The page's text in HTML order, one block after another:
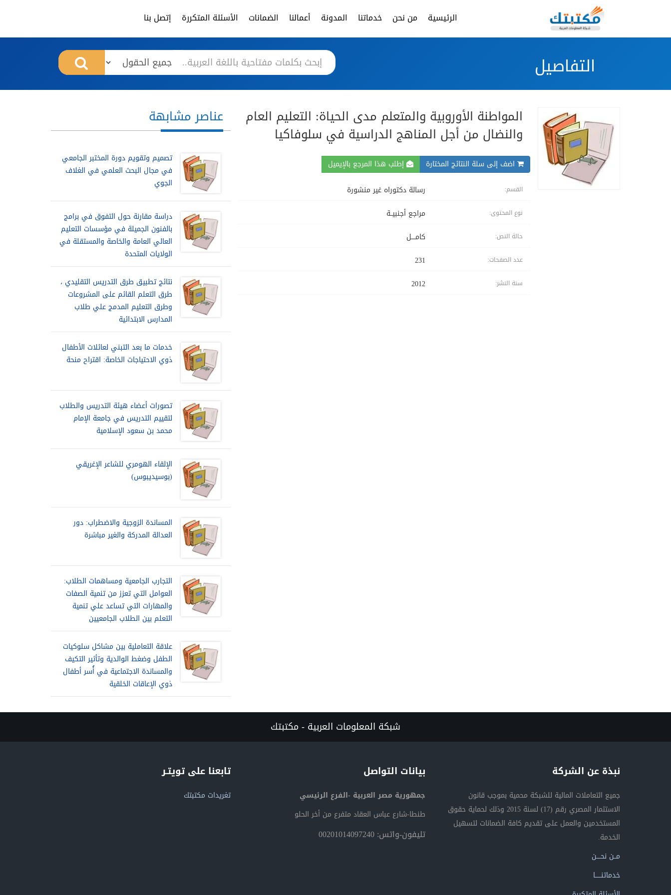
الرئيسية من نحن خدماتنا المدونة أعمالنا الضمانات الأسئلة المتكررة إتصل بنا
التفاصيل
المواطنة الأوروبية والمتعلم مدى الحياة: التعليم العام
والنضال من أجل المناهج الدراسية في سلوفاكيا
اضف إلى سلة النتائج المختارة إطلب هذا المرجع بالإيميل
القسم: رسالة دكتوراه غير منشورة
نوع المحتوى: مراجع أجنبيــة
حالة النص: كامــــل
عدد الصفحات: 231
سنة النشر: 2012
عناصر مشابهة
تصميم وتقويم دورة المختبر الجامعي
في مجال البحث العلمي في الغلاف
الجوي
دراسة مقارنة حول التفوق في برامج
بالفنون الجميلة في مؤسسات التعليم
العالي العامة والخاصة والمستقلة في
الولايات المتحدة
نتائج تطبيق طرق التدريس التقليدي ،
طرق التعلم القائم على المشروعات
وطرق التعليم المدمج علي طلاب
المدارس الابتدائية
خدمات ما بعد التبني لعائلات الأطفال
ذوي الاحتياجات الخاصة: اقتراح منحة
تصورات أعضاء هيئة التدريس والطلاب
لتقييم التدريس في جامعة الإمام
محمد بن سعود الإسلامية
الإلقاء الهومري للشاعر الإغريقي
(بوسيديبوس)
المساندة الزوجية والاضطراب: دور
العدالة المدركة والغير مباشرة
التجارب الجامعية ومساهمات الطلاب:
العوامل التي تعزز من تنمية الصفات
والمهارات التي تساعد علي تنمية
التعلم بين الطلاب الجامعيين
علاقة التعاملية بين مشاكل سلوكيات
الطفل وضغط الوالدية وتأثير التكيف
والمساندة الاجتماعية في أُسر أطفال
ذوي الإعاقات الخلقية
شبكة المعلومات العربية - مكتبتك
نبذة عن الشركة
جميع التعاملات المالية للشبكة محمية بموجب قانون
الاستثمار المصري رقم (17) لسنة 2015 وذلك لحماية حقوق
المستخدمين والعمل على تقديم كافة الضمانات لتسهيل
الخدمة.
مــن نحــــن
خدماتنــــــا
بيانات التواصل
جمهورية مصر العربية -الفرع الرئيسي
طنطا-شارع عباس العقاد متفرع من أخر الحلو
تليفون-واتس: 00201014097240
تابعنا على تويتـر
تغريدات مكتبتك